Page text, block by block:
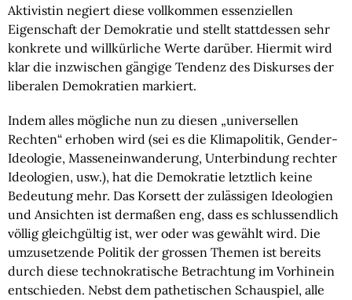
Aktivistin negiert diese vollkommen essenziellen
Eigenschaft der Demokratie und stellt stattdessen sehr
konkrete und willkürliche Werte darüber. Hiermit wird
klar die inzwischen gängige Tendenz des Diskurses der
liberalen Demokratien markiert.
Indem alles mögliche nun zu diesen „universellen
Rechten“ erhoben wird (sei es die Klimapolitik, Gender-
Ideologie, Masseneinwanderung, Unterbindung rechter
Ideologien, usw.), hat die Demokratie letztlich keine
Bedeutung mehr. Das Korsett der zulässigen Ideologien
und Ansichten ist dermaßen eng, dass es schlussendlich
völlig gleichgültig ist, wer oder was gewählt wird. Die
umzusetzende Politik der grossen Themen ist bereits
durch diese technokratische Betrachtung im Vorhinein
entschieden. Nebst dem pathetischen Schauspiel, alle